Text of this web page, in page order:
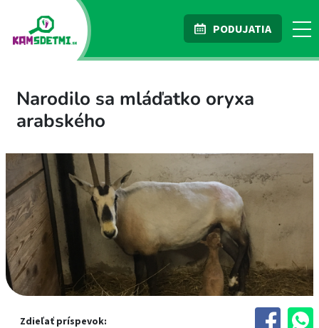
PODUJATIA
Narodilo sa mláďatko oryxa
arabského
Zdieľať príspevok: